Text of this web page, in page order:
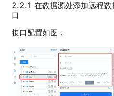
2.2.1 在数据源处添加远程数
口
接口配置如图：